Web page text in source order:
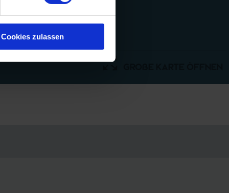
Cookies zulassen